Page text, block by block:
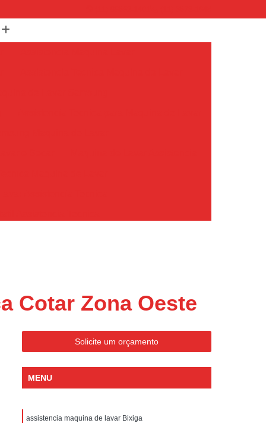
Condicionado Portatil
Portatil Philco
Ar Condicionado Portatil
Condicionado Portatil Philco
Ar Condicionado Portatil
Assistencia Tecnica Electrolux Geladeira
Cotar Zona Oeste
Solicite um orçamento
MENU
assistencia maquina de lavar Bixiga